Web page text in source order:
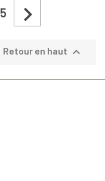
5 
Retour en haut 